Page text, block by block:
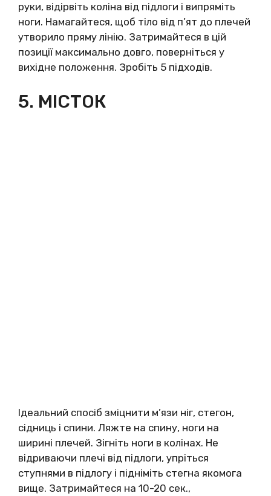
руки, відірвіть коліна від підлоги і випряміть
ноги. Намагайтеся, щоб тіло від п’ят до плечей
утворило пряму лінію. Затримайтеся в цій
позиції максимально довго, поверніться у
вихідне положення. Зробіть 5 підходів.
5. МІСТОК
Ідеальний спосіб зміцнити м’язи ніг, стегон,
сідниць і спини. Ляжте на спину, ноги на
ширині плечей. Зігніть ноги в колінах. Не
відриваючи плечі від підлоги, упріться
ступнями в підлогу і підніміть стегна якомога
вище. Затримайтеся на 10-20 сек.,